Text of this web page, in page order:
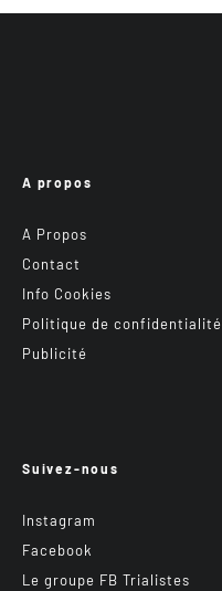
A propos
A Propos
Contact
Info Cookies
Politique de confidentialité
Publicité
Suivez-nous
Instagram
Facebook
Le groupe FB Trialistes